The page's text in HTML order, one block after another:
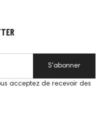
S'abonner
acceptez de recevoir des